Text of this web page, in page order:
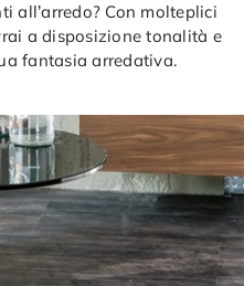
all’arredo? Con molteplici
a disposizione tonalità e
fantasia arredativa.